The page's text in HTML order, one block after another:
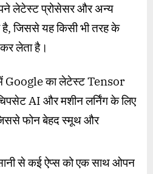
लेटेस्ट प्रोसेसर और अन्य
है, जिससे यह किसी भी तरह के
लेता है।
Google का लेटेस्ट Tensor
AI और मशीन लर्निंग के लिए
फोन बेहद स्मूथ और
से कई ऐप्स को एक साथ ओपन